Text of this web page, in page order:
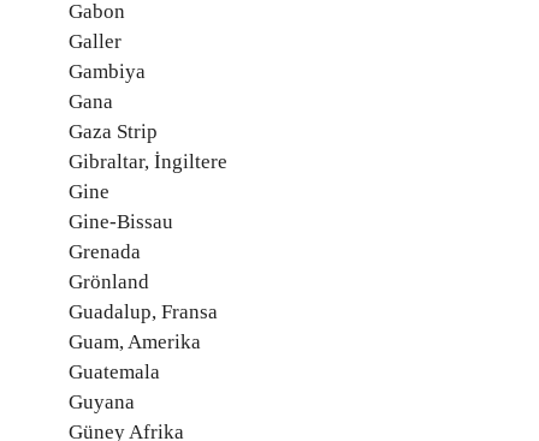
Gabon
Galler
Gambiya
Gana
Gaza Strip
Gibraltar, İngiltere
Gine
Gine-Bissau
Grenada
Grönland
Guadalup, Fransa
Guam, Amerika
Guatemala
Guyana
Güney Afrika